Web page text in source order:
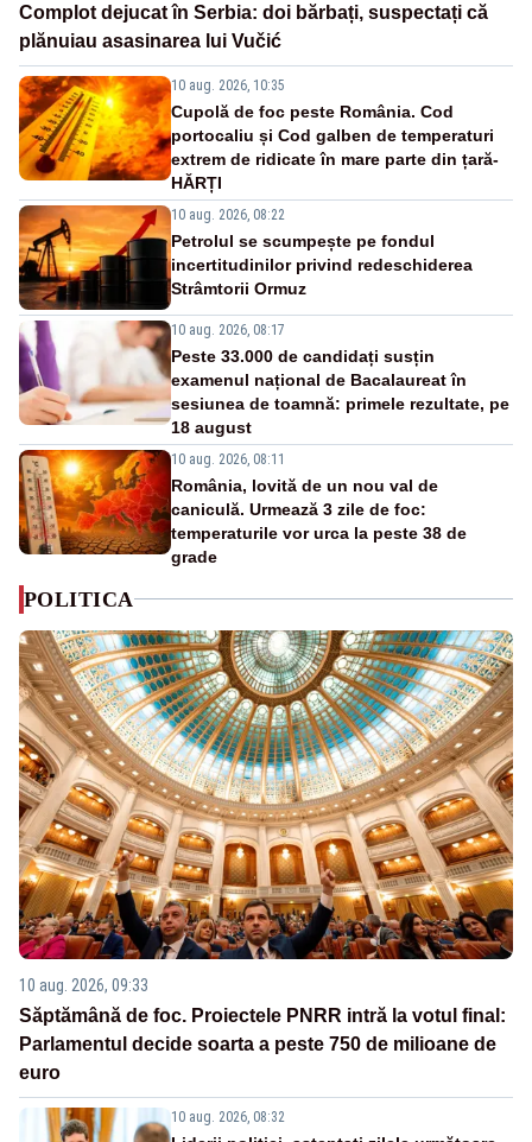
Complot dejucat în Serbia: doi bărbați, suspectați că
plănuiau asasinarea lui Vučić
10 aug. 2026, 10:35
Cupolă de foc peste România. Cod
portocaliu și Cod galben de temperaturi
extrem de ridicate în mare parte din țară-
HĂRȚI
10 aug. 2026, 08:22
Petrolul se scumpește pe fondul
incertitudinilor privind redeschiderea
Strâmtorii Ormuz
10 aug. 2026, 08:17
Peste 33.000 de candidați susțin
examenul național de Bacalaureat în
sesiunea de toamnă: primele rezultate, pe
18 august
10 aug. 2026, 08:11
România, lovită de un nou val de
caniculă. Urmează 3 zile de foc:
temperaturile vor urca la peste 38 de
grade
POLITICA
10 aug. 2026, 09:33
Săptămână de foc. Proiectele PNRR intră la votul final:
Parlamentul decide soarta a peste 750 de milioane de
euro
10 aug. 2026, 08:32